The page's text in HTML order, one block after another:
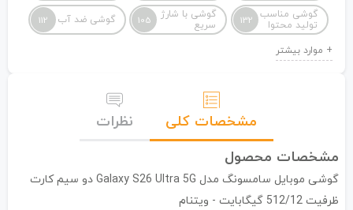
گوشی مناسب
تولید محتوا
132
گوشی با شارژ
سریع
105 گوشی ضد آب 112
مشخصات کلی
نظرات
مشخصات محصول
گوشی موبایل سامسونگ مدل Galaxy S26 Ultra 5G دو سیم کارت
ظرفیت 512/12 گیگابایت - ویتنام